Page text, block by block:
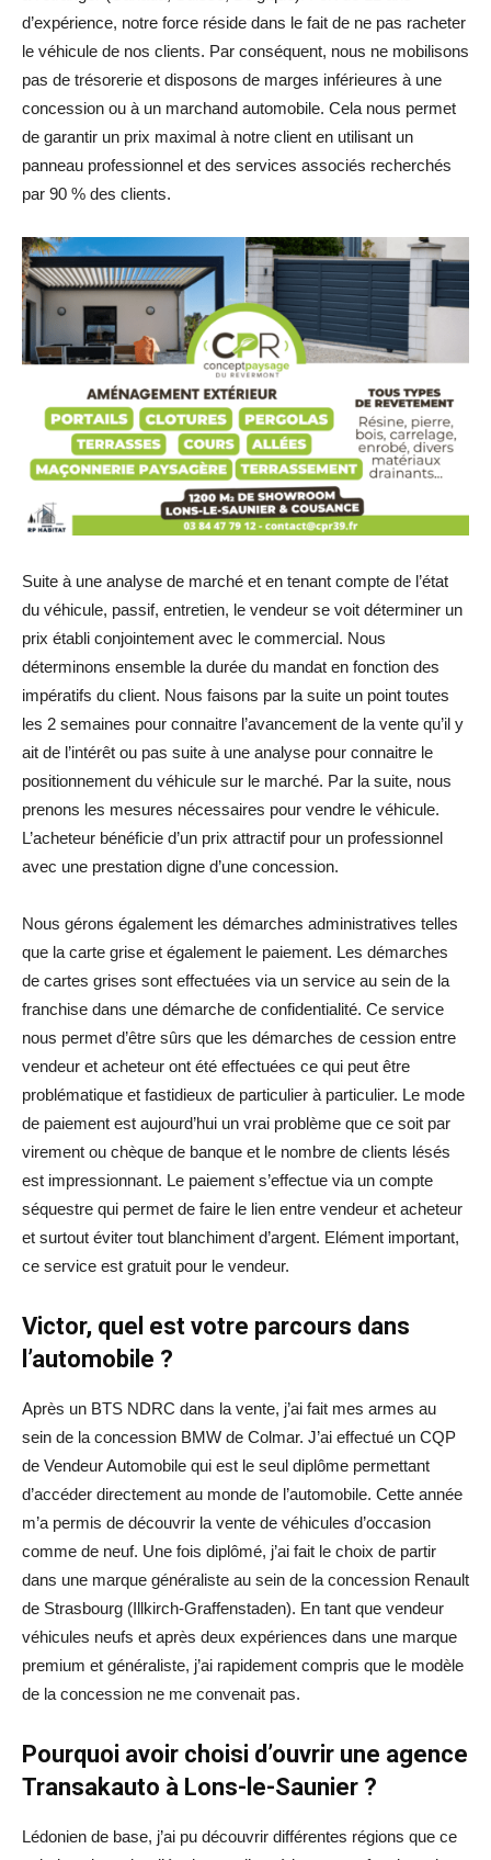
d’expérience, notre force réside dans le fait de ne pas racheter
le véhicule de nos clients. Par conséquent, nous ne mobilisons
pas de trésorerie et disposons de marges inférieures à une
concession ou à un marchand automobile. Cela nous permet
de garantir un prix maximal à notre client en utilisant un
panneau professionnel et des services associés recherchés
par 90 % des clients.
Suite à une analyse de marché et en tenant compte de l’état
du véhicule, passif, entretien, le vendeur se voit déterminer un
prix établi conjointement avec le commercial. Nous
déterminons ensemble la durée du mandat en fonction des
impératifs du client. Nous faisons par la suite un point toutes
les 2 semaines pour connaitre l’avancement de la vente qu’il y
ait de l’intérêt ou pas suite à une analyse pour connaitre le
positionnement du véhicule sur le marché. Par la suite, nous
prenons les mesures nécessaires pour vendre le véhicule.
L’acheteur bénéficie d’un prix attractif pour un professionnel
avec une prestation digne d’une concession.
Nous gérons également les démarches administratives telles
que la carte grise et également le paiement. Les démarches
de cartes grises sont effectuées via un service au sein de la
franchise dans une démarche de confidentialité. Ce service
nous permet d’être sûrs que les démarches de cession entre
vendeur et acheteur ont été effectuées ce qui peut être
problématique et fastidieux de particulier à particulier. Le mode
de paiement est aujourd’hui un vrai problème que ce soit par
virement ou chèque de banque et le nombre de clients lésés
est impressionnant. Le paiement s’effectue via un compte
séquestre qui permet de faire le lien entre vendeur et acheteur
et surtout éviter tout blanchiment d’argent. Elément important,
ce service est gratuit pour le vendeur.
Victor, quel est votre parcours dans
l’automobile ?
Après un BTS NDRC dans la vente, j’ai fait mes armes au
sein de la concession BMW de Colmar. J’ai effectué un CQP
de Vendeur Automobile qui est le seul diplôme permettant
d’accéder directement au monde de l’automobile. Cette année
m’a permis de découvrir la vente de véhicules d’occasion
comme de neuf. Une fois diplômé, j’ai fait le choix de partir
dans une marque généraliste au sein de la concession Renault
de Strasbourg (Illkirch-Graffenstaden). En tant que vendeur
véhicules neufs et après deux expériences dans une marque
premium et généraliste, j’ai rapidement compris que le modèle
de la concession ne me convenait pas.
Pourquoi avoir choisi d’ouvrir une agence
Transakauto à Lons-le-Saunier ?
Lédonien de base, j’ai pu découvrir différentes régions que ce